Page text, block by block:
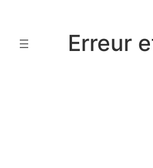
contenu
Erreur